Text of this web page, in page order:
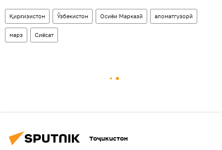
Қирғизистон Ӯзбекистон Осиёи Марказӣ аломатгузорӣ
марз Сиёсат
Тоҷикистон